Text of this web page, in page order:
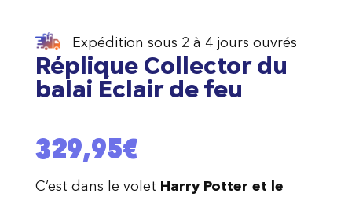
Expédition sous 2 à 4 jours ouvrés
Réplique Collector du
balai Éclair de feu
329,95€
C’est dans le volet Harry Potter et le